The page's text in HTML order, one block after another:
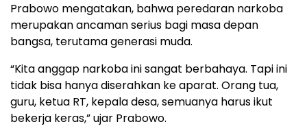
Prabowo mengatakan, bahwa peredaran narkoba
merupakan ancaman serius bagi masa depan
bangsa, terutama generasi muda.
“Kita anggap narkoba ini sangat berbahaya. Tapi ini
tidak bisa hanya diserahkan ke aparat. Orang tua,
guru, ketua RT, kepala desa, semuanya harus ikut
bekerja keras,” ujar Prabowo.